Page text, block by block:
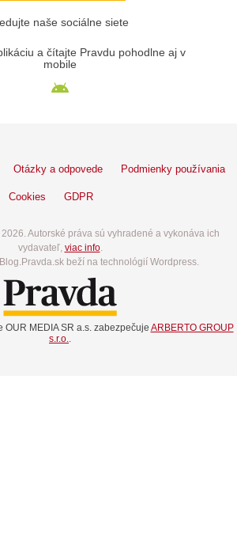
naše sociálne siete
a čítajte Pravdu pohodlne aj v
mobile
Otázky a odpovede Podmienky používania
Cookies GDPR
Autorské práva sú vyhradené a vykonáva ich
vydavateľ, viac info.
beží na technológií Wordpress.
OUR MEDIA SR a.s. zabezpečuje ARBERTO GROUP
s.r.o.